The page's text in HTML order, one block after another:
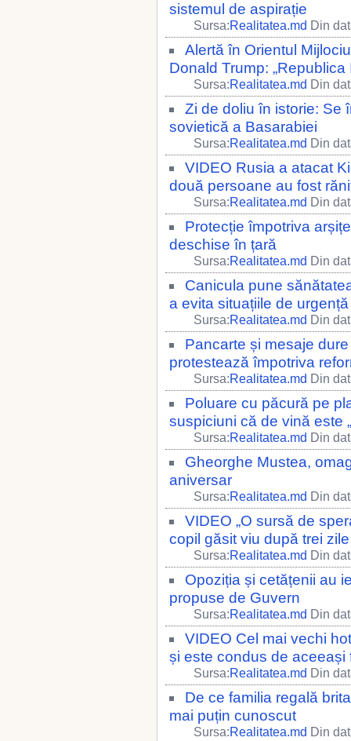
sistemul de aspirație
Sursa:Realitatea.md Din
Alertă în Orientul
Donald Trump:
Sursa:Realitatea.md Din
Zi de doliu în istorie: Se
sovietică a Basarabiei
Sursa:Realitatea.md Din
VIDEO Rusia a atacat
două persoane au fost
Sursa:Realitatea.md Din
Protecție împotriva
deschise în țară
Sursa:Realitatea.md Din
Canicula pune
a evita situațiile de urgență
Sursa:Realitatea.md Din
Pancarte și mesaje
protestează împotriva
Sursa:Realitatea.md Din
Poluare cu păcură pe
suspiciuni că de vină este
Sursa:Realitatea.md Din
Gheorghe Mustea,
aniversar
Sursa:Realitatea.md Din
VIDEO „O sursă de
copil găsit viu după trei
Sursa:Realitatea.md Din
Opoziția și cetățenii au
propuse de Guvern
Sursa:Realitatea.md Din
VIDEO Cel mai vechi
și este condus de aceeași
Sursa:Realitatea.md Din
De ce familia regală
mai puțin cunoscut
Sursa:Realitatea.md Din